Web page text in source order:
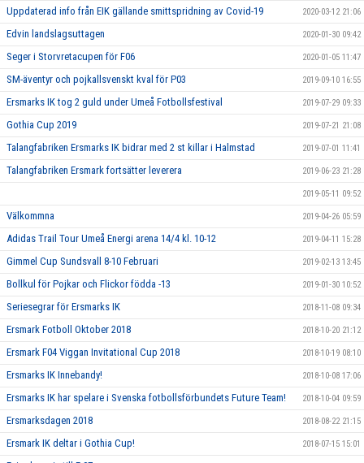
Uppdaterad info från EIK gällande smittspridning av Covid-19 2020-03-12 21:06
Edvin landslagsuttagen 2020-01-30 09:42
Seger i Storvretacupen för F06 2020-01-05 11:47
SM-äventyr och pojkallsvenskt kval för P03 2019-09-10 16:55
Ersmarks IK tog 2 guld under Umeå Fotbollsfestival 2019-07-29 09:33
Gothia Cup 2019 2019-07-21 21:08
Talangfabriken Ersmarks IK bidrar med 2 st killar i Halmstad 2019-07-01 11:41
Talangfabriken Ersmark fortsätter leverera 2019-06-23 21:28
2019-05-11 09:52
Välkommna 2019-04-26 05:59
Adidas Trail Tour Umeå Energi arena 14/4 kl. 10-12 2019-04-11 15:28
Gimmel Cup Sundsvall 8-10 Februari 2019-02-13 13:45
Bollkul för Pojkar och Flickor födda -13 2019-01-30 10:52
Seriesegrar för Ersmarks IK 2018-11-08 09:34
Ersmark Fotboll Oktober 2018 2018-10-20 21:12
Ersmark F04 Viggan Invitational Cup 2018 2018-10-19 08:10
Ersmarks IK Innebandy! 2018-10-08 17:06
Ersmarks IK har spelare i Svenska fotbollsförbundets Future Team! 2018-10-04 09:59
Ersmarksdagen 2018 2018-08-22 21:15
Ersmark IK deltar i Gothia Cup! 2018-07-15 15:01